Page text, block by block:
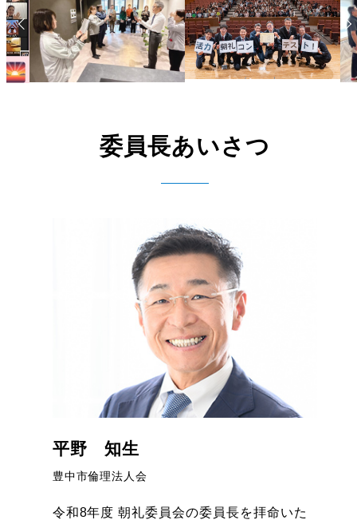
委員長あいさつ
平野 知生
豊中市倫理法人会
令和8年度 朝礼委員会の委員長を拝命いた